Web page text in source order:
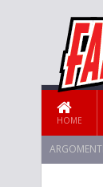
HOME